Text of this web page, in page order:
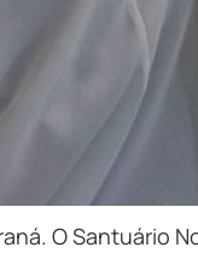
O Santuário